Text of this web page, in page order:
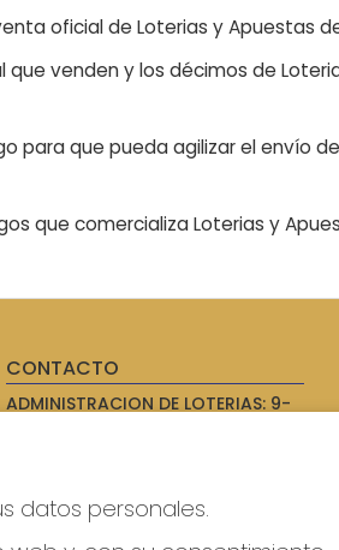
oficial de Loterias y Apuestas
venden y los décimos de
para que pueda agilizar el envío
que comercializa Loterias y
CONTACTO
ADMINISTRACION DE LOTERIAS: 9-
WhatsApp
614069067
info@laxanadorada.com
datos personales.